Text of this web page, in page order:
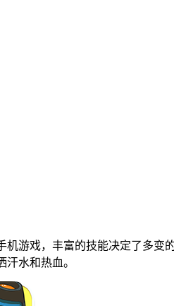
游戏，丰富的技能决定了多
水和热血。